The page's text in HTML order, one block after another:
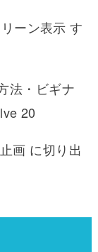
ーン表示 す
法・ビギナ
20
画 に切り出